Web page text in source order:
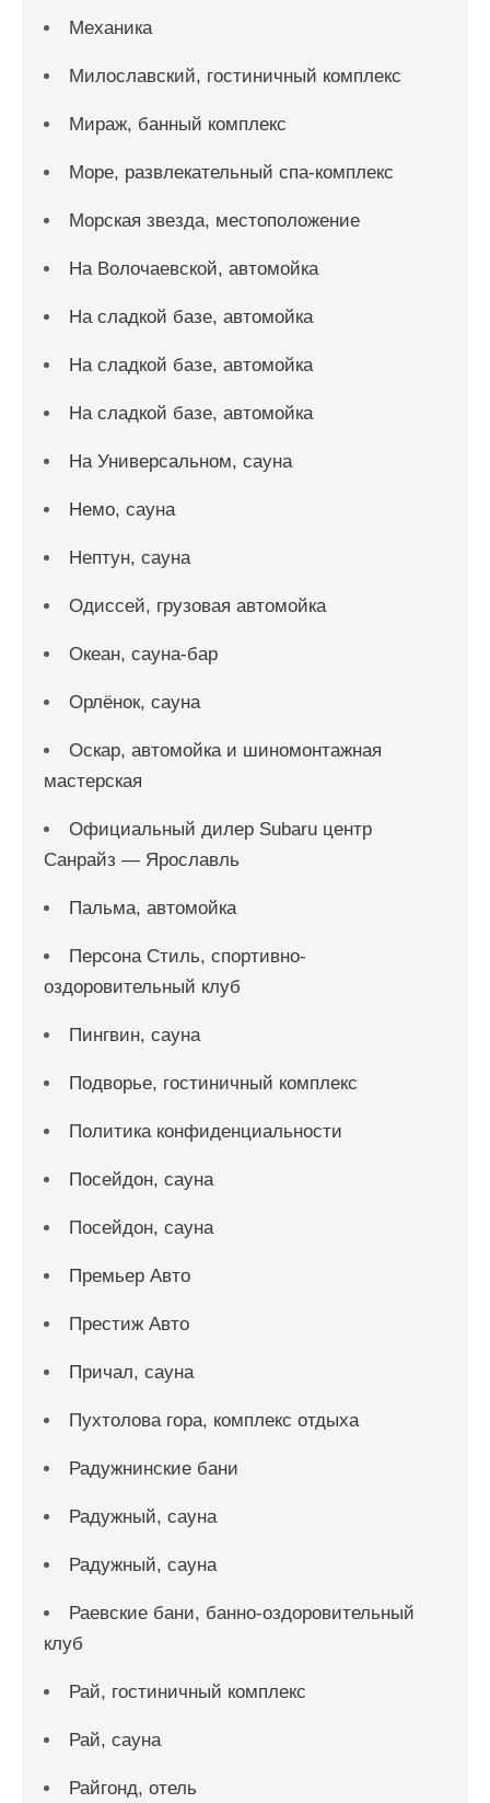
Механика
Милославский, гостиничный комплекс
Мираж, банный комплекс
Море, развлекательный спа-комплекс
Морская звезда, местоположение
На Волочаевской, автомойка
На сладкой базе, автомойка
На сладкой базе, автомойка
На сладкой базе, автомойка
На Универсальном, сауна
Немо, сауна
Нептун, сауна
Одиссей, грузовая автомойка
Океан, сауна-бар
Орлёнок, сауна
Оскар, автомойка и шиномонтажная
мастерская
Официальный дилер Subaru центр
Санрайз — Ярославль
Пальма, автомойка
Персона Стиль, спортивно-
оздоровительный клуб
Пингвин, сауна
Подворье, гостиничный комплекс
Политика конфиденциальности
Посейдон, сауна
Посейдон, сауна
Премьер Авто
Престиж Авто
Причал, сауна
Пухтолова гора, комплекс отдыха
Радужнинские бани
Радужный, сауна
Радужный, сауна
Раевские бани, банно-оздоровительный
клуб
Рай, гостиничный комплекс
Рай, сауна
Райгонд, отель